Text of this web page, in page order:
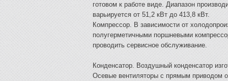
готовом к работе виде. Диапазон
варьируется от 51,2 кВт до 413,8 кВт.
Компрессор. В зависимости от
полугерметичными поршневыми
проводить сервисное обслуживание.
Конденсатор. Воздушный конденсатор
Осевые вентиляторы с прямым приводом